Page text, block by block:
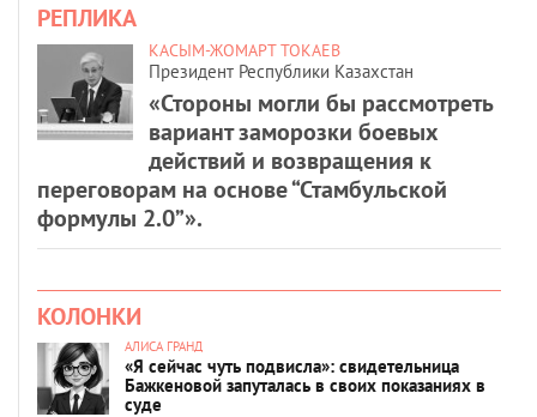
РЕПЛИКА
КАСЫМ-ЖОМАРТ ТОКАЕВ
Президент Республики Казахстан
«Стороны могли бы рассмотреть
вариант заморозки боевых
действий и возвращения к
переговорам на основе “Стамбульской
формулы 2.0”».
КОЛОНКИ
АЛИСА ГРАНД
«Я сейчас чуть подвисла»: свидетельница
Бажкеновой запуталась в своих показаниях в
суде